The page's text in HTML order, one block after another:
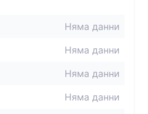
Няма данни
Няма данни
Няма данни
Няма данни